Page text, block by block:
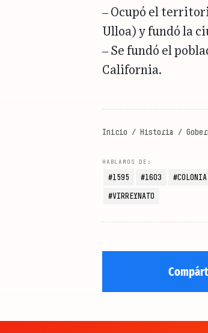
– Ocupó el
Ulloa) y fundó la
– Se fundó el
California.
Inicio / Historia /
1595 1603 COLONIA
VIRREYNATO